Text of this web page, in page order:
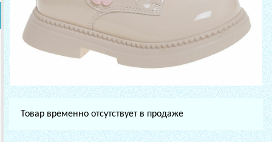
Товар временно отсутствует в продаже